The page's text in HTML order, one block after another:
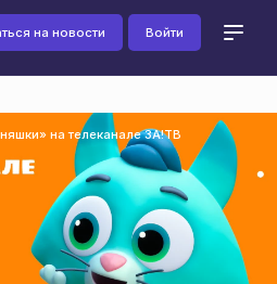
на новости Войти
на телеканале ЗА!ТВ